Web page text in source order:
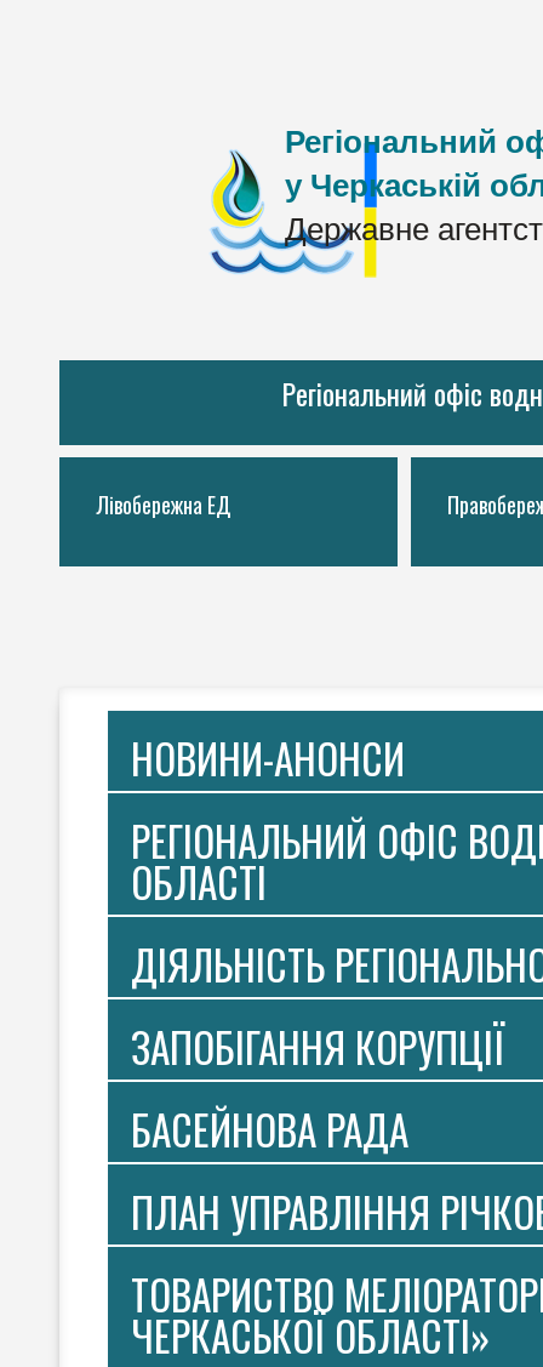
Регіональний
у Черкаській
Державне
Регіональний офіс
Лівобережна ЕД
НОВИНИ-АНОНСИ
РЕГІОНАЛЬНИЙ ОФІС
ОБЛАСТІ
ДІЯЛЬНІСТЬ
ЗАПОБІГАННЯ КОРУПЦІЇ
БАСЕЙНОВА РАДА
ПЛАН УПРАВЛІННЯ
ТОВАРИСТВО
ЧЕРКАСЬКОЇ ОБЛАСТІ»